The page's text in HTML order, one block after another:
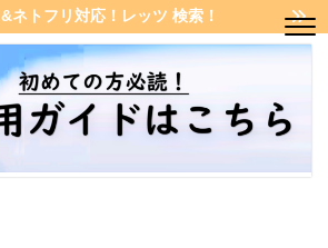
ネトフリ対応！レッツ 検索！